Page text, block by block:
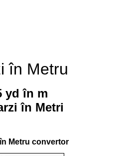
în Metru
yd în m
în Metri
Metru convertor